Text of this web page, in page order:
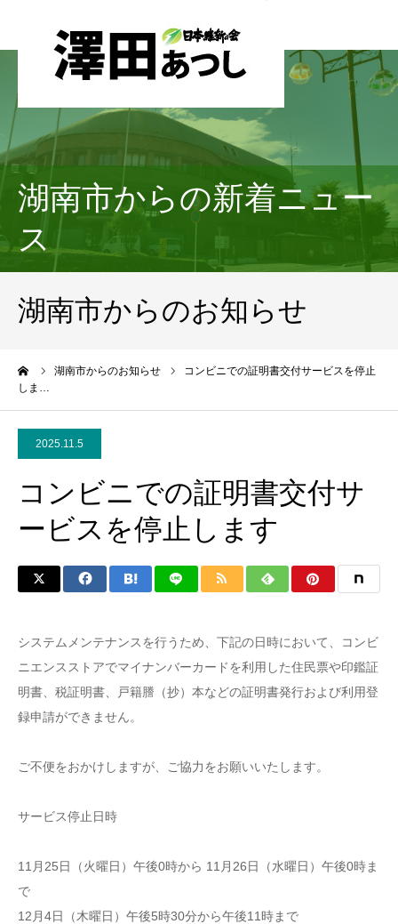
湖南市からの新着ニュー
ス
湖南市からのお知らせ
湖南市からのお知らせ
コンビニでの証明書交付サービスを停止
しま…
2025.11.5
コンビニでの証明書交付サ
ービスを停止します
システムメンテナンスを行うため、下記の日時において、コンビ
ニエンスストアでマイナンバーカードを利用した住民票や印鑑証
明書、税証明書、戸籍謄（抄）本などの証明書発行および利用登
録申請ができません。
ご不便をおかけしますが、ご協力をお願いいたします。
サービス停止日時
11月25日（火曜日）午後0時から 11月26日（水曜日）午後0時ま
で
12月4日（木曜日）午後5時30分から午後11時まで